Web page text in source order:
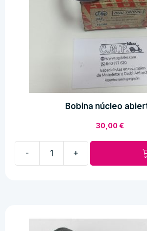
Bobina núcleo
30,00€
- +